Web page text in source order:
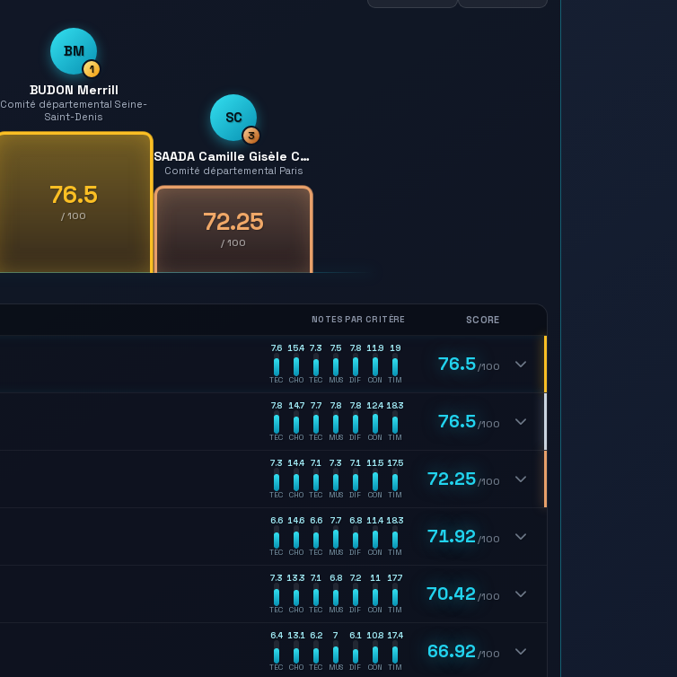
BM
1
BUDON Merrill
Comité départemental Seine-
Saint-Denis
76.5
/ 100
SC
3
SAADA Camille Gisèle Charlotte
Comité départemental Paris
72.25
/ 100
NOTES PAR CRITÈRE SCORE
7.6
TEC
15.4
CHO
7.3
TEC
7.5
MUS
7.8
DIF
11.9
CON
19
TIM
76.5 /100
7.8
TEC
14.7
CHO
7.7
TEC
7.8
MUS
7.8
DIF
12.4
CON
18.3
TIM
76.5 /100
7.3
TEC
14.4
CHO
7.1
TEC
7.3
MUS
7.1
DIF
11.5
CON
17.5
TIM
72.25 /100
6.6
TEC
14.6
CHO
6.6
TEC
7.7
MUS
6.8
DIF
11.4
CON
18.3
TIM
71.92 /100
7.3
TEC
13.3
CHO
7.1
TEC
6.8
MUS
7.2
DIF
11
CON
17.7
TIM
70.42 /100
6.4
TEC
13.1
CHO
6.2
TEC
7
MUS
6.1
DIF
10.8
CON
17.4
TIM
66.92 /100